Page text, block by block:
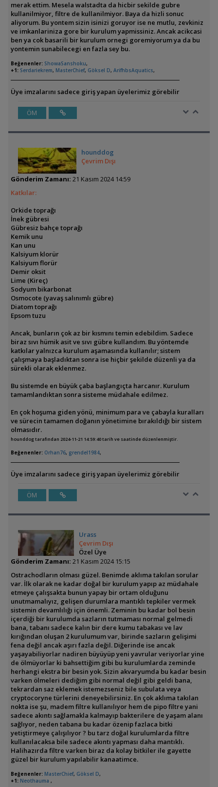
merak ettim. Mesela walstadta da hicbir sekilde gubre
kullanilmiyor, filtre de kullanilmiyor. Baya da hizli sonuc
aliyorum. Bu yontem sizin isinizi goruyor ise ne mutlu, zevkiniz
ve imkanlariniza gore bir kurulum yapmissiniz. Ancak acikcasi
ben ya cok basarili bir kurulum ornegi goremiyorum ya da bu
yontemin sunabilecegi en fazla sey bu.
Beğenenler: ShowaSanshoku,
+1: Serdariekrem, MasterChief, Göksel D, ArifhbsAquatics,
Üye imzalarını sadece giriş yapan üyelerimiz görebilir
ÖM
hounddog
Çevrim Dışı
Gönderim Zamanı: 21 Kasım 2024 14:59
Katkılar:
Orkide toprağı
İnek gübresi
Gübresiz bahçe toprağı
Kemik unu
Kan unu
Kalsiyum klorür
Kalsiyum florür
Demir oksit
Lime (Kireç)
Sodyum bikarbonat
Osmocote (yavaş salınımlı gübre)
Diatom toprağı
Epsom tuzu
Ancak, bunların çok az bir kısmını temin edebildim. Sadece
biraz sıvı hümik asit ve sıvı gübre kullandım. Bu yöntemde
katkılar yalnızca kurulum aşamasında kullanılır; sistem
çalışmaya başladıktan sonra ise hiçbir şekilde düzenli ya da
sürekli olarak eklenmez.
Bu sistemde en büyük çaba başlangıçta harcanır. Kurulum
tamamlandıktan sonra sisteme müdahale edilmez.
En çok hoşuma giden yönü, minimum para ve çabayla kuralları
ve sürecin tamamen doğanın yönetimine bırakıldığı bir sistem
olmasıdır.
hounddog tarafından 2024-11-21 14:59:40 tarih ve saatinde düzenlenmiştir.
Beğenenler: Orhan76, grendel1984,
Üye imzalarını sadece giriş yapan üyelerimiz görebilir
ÖM
Urass
Çevrim Dışı
Özel Üye
Gönderim Zamanı: 21 Kasım 2024 15:15
Ostrachodların olması güzel. Benimde aklıma takılan sorular
var. İlk olarak ne kadar doğal bir kurulum yapıp az müdahale
etmeye çalışsakta bunun yapay bir ortam olduğunu
unutmamalıyız, gelişen durumlara mantıklı tepkiler vermek
sistemin devamlılığı için önemli. Zeminin bu kadar bol besin
içerdiği bir kurulumda sazların tutmaması normal gelmedi
bana, tabanı sadece kalın bir dere kumu tabakası ve lav
kırığından oluşan 2 kurulumum var, birinde sazların gelişimi
fena değil ancak aşırı fazla değil. Diğerinde ise ancak
yaşayabiliyorlar nadiren büyüyüp yeni yavrular veriyorlar yine
de ölmüyorlar ki bahsettiğim gibi bu kurulumlarda zeminde
herhangi ekstra bir besin yok. Sizin akvaryumda bu kadar besin
varken ölmeleri dediğim gibi normal değil gibi geldi bana,
tekrardan saz eklemek istemezseniz bile subulata veya
cryptocoryne türlerini deneyebilirsiniz. En çok aklıma takılan
nokta ise şu, madem filtre kullanılıyor hem de pipo filtre yani
sadece akıntı sağlamakla kalmayıp bakterilere de yaşam alanı
sağlıyor, neden tabana bu kadar özenip fazlaca bitki
yetiştirmeye çalışılıyor ? bu tarz doğal kurulumlarda filtre
kullanılacaksa bile sadece akıntı yapması daha mantıklı.
Halihazırda filtre varken biraz da kolay bitkiler ile gayette
güzel bir kurulum yapılabilir kanaatimce.
Beğenenler: MasterChief, Göksel D,
+1: Neothauma ,